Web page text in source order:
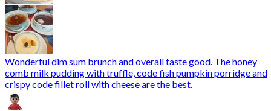
Wonderful dim sum brunch and overall taste good. The honey
comb milk pudding with truffle, code fish pumpkin porridge and
crispy code fillet roll with cheese are the best.